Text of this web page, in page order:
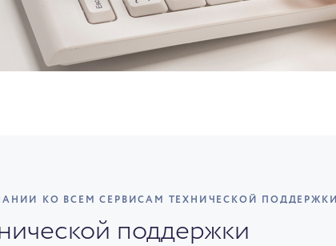
КО ВСЕМ СЕРВИСАМ ТЕХНИЧЕСКОЙ ПОДДЕРЖКИ
поддержки